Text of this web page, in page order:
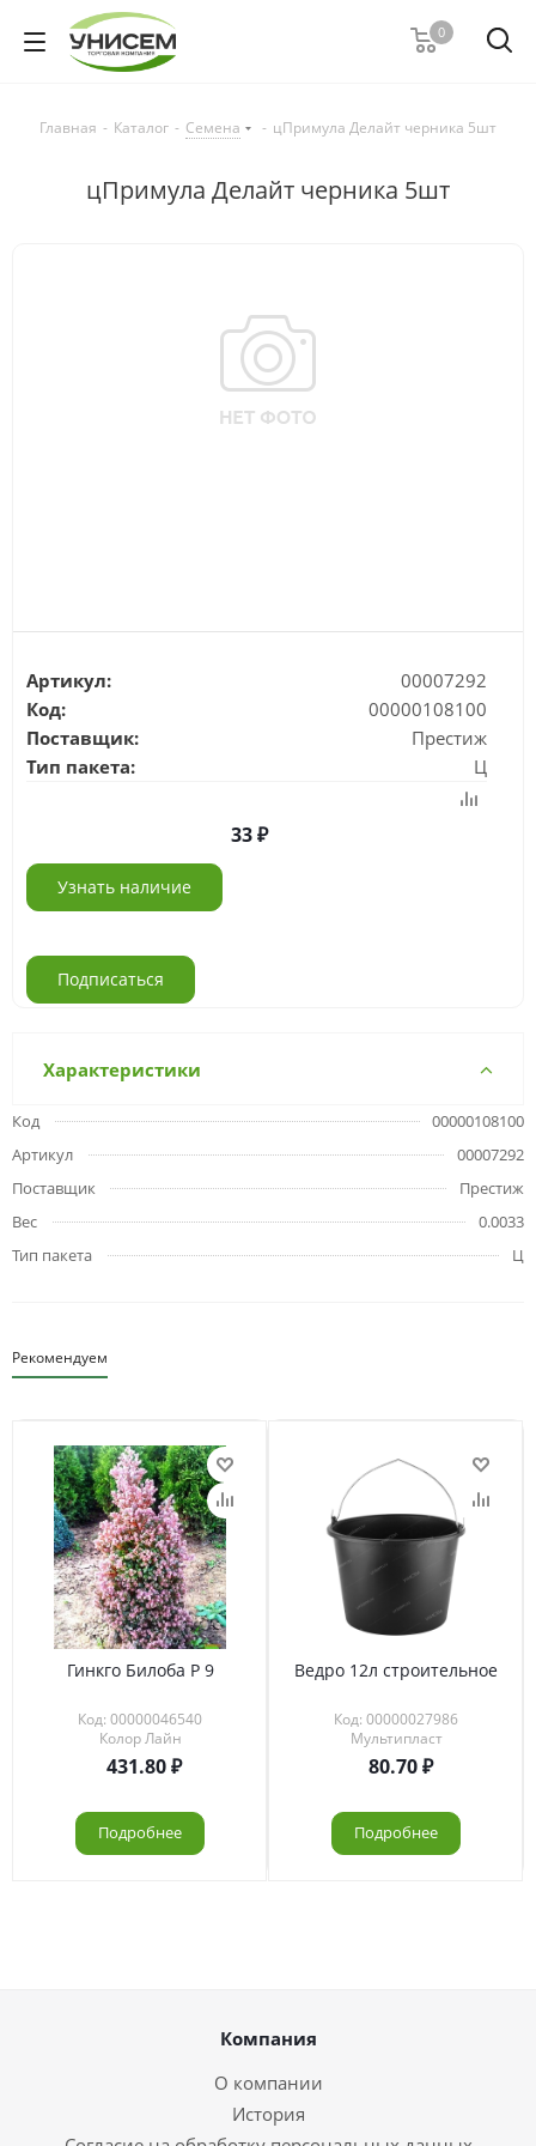
0
Главная - Каталог - Семена - цПримула Делайт черника 5шт
цПримула Делайт черника 5шт
Артикул:
00007292
Код:
00000108100
Поставщик:
Престиж
Тип пакета:
Ц
33
Узнать наличие
Подписаться
Характеристики
Код
00000108100
Артикул
00007292
Поставщик
Престиж
Вес
0.0033
Тип пакета
Ц
Рекомендуем
Гинкго Билоба Р 9
Код: 00000046540
Колор Лайн
431.80
Подробнее
Ведро 12л строительное
Код: 00000027986
Мультипласт
80.70
Подробнее
Компания
О компании
История